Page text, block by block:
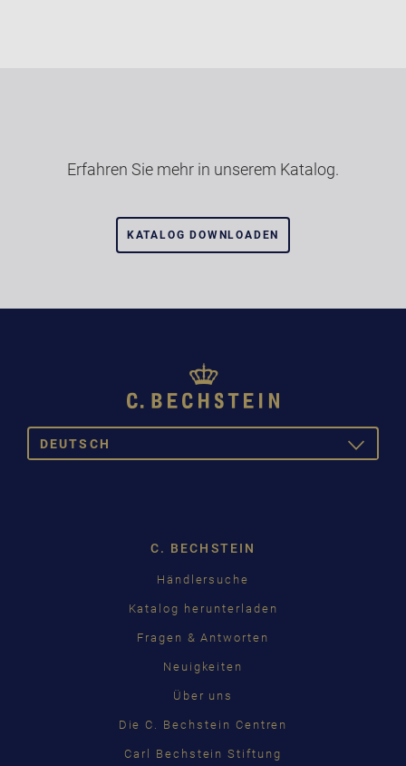
Erfahren Sie mehr in unserem Katalog.
KATALOG DOWNLOADEN
DEUTSCH
TOGGLE
Pусский
C. BECHSTEIN
Händlersuche
Katalog herunterladen
Fragen & Antworten
Neuigkeiten
Über uns
Die C. Bechstein Centren
Carl Bechstein Stiftung